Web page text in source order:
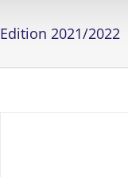
Edition 2021/2022